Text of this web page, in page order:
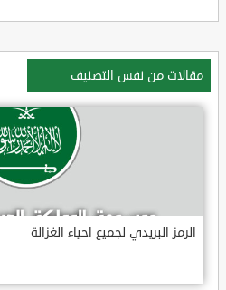
مقالات من نفس التصنيف
الرمز البريدي لجميع احياء الغزالة